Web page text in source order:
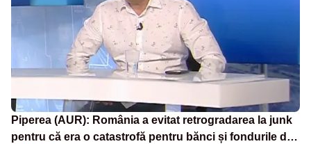
Piperea (AUR): România a evitat retrogradarea la junk
pentru că era o catastrofă pentru bănci și fondurile de